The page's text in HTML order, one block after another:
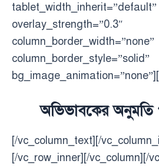
tablet_width_inherit=”default”
overlay_strength=”0.3″
column_border_width=”none”
column_border_style=”solid”
অভিভাবকের অনুমতি
[/vc_column_text][/
[/vc_row_inner][/vc_column][/